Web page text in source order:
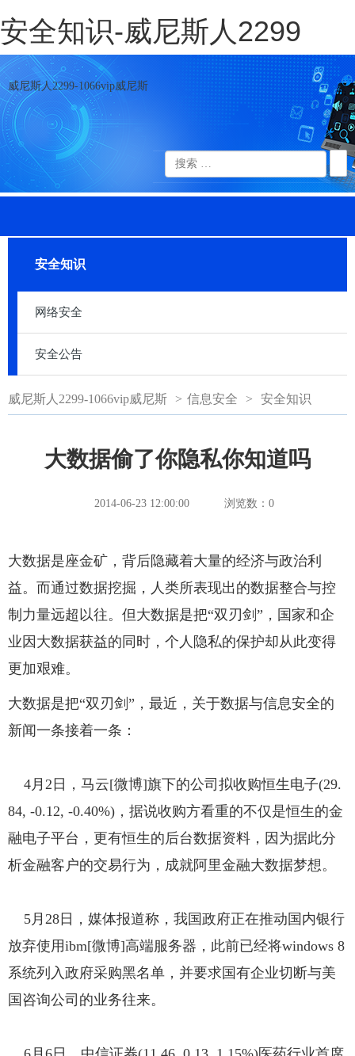
安全知识-威尼斯人2299
威尼斯人2299-1066vip威尼斯
安全知识
网络安全
安全公告
威尼斯人2299-1066vip威尼斯 > 信息安全 > 安全知识
大数据偷了你隐私你知道吗
2014-06-23 12:00:00 浏览数： 0
大数据是座金矿，背后隐藏着大量的经济与政治利
益。而通过数据挖掘，人类所表现出的数据整合与控
制力量远超以往。但大数据是把“双刃剑”，国家和企
业因大数据获益的同时，个人隐私的保护却从此变得
更加艰难。
大数据是把“双刃剑”，最近，关于数据与信息安全的
新闻一条接着一条：
4月2日，马云[微博]旗下的公司拟收购恒生电子(29.
84, -0.12, -0.40%)，据说收购方看重的不仅是恒生的金
融电子平台，更有恒生的后台数据资料，因为据此分
析金融客户的交易行为，成就阿里金融大数据梦想。
5月28日，媒体报道称，我国政府正在推动国内银行
放弃使用ibm[微博]高端服务器，此前已经将windows 8
系统列入政府采购黑名单，并要求国有企业切断与美
国咨询公司的业务往来。